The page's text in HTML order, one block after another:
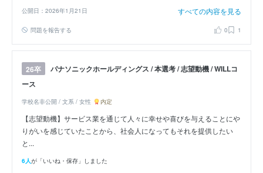
公開日：2026年1月21日 すべての内容を見る
問題を報告する 0 1
26卒
パナソニックホールディングス / 本選考 / 志望動機 / WILLコ
ース
学校名非公開 / 文系 / 女性 内定
【志望動機】サービス業を通じて人々に幸せや喜びを与えることにや
りがいを感じていたことから、社会人になってもそれを提供したい
と...
6人が「いいね・保存」しました